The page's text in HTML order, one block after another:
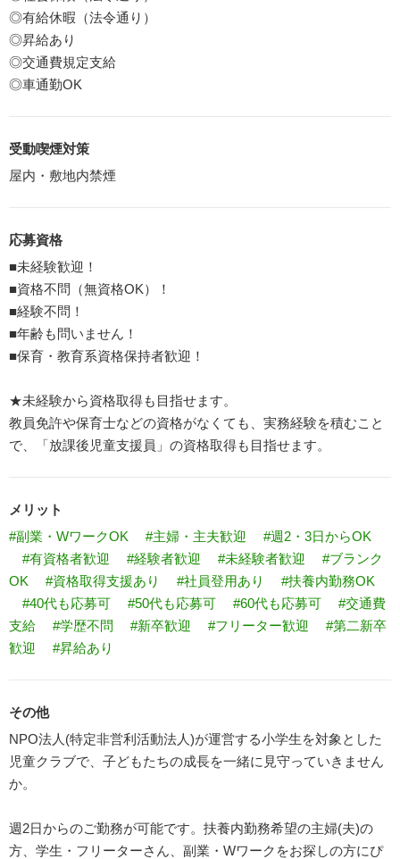
◎有給休暇（法令通り）
◎昇給あり
◎交通費規定支給
◎車通勤OK
受動喫煙対策
屋内・敷地内禁煙
応募資格
■未経験歓迎！
■資格不問（無資格OK）！
■経験不問！
■年齢も問いません！
■保育・教育系資格保持者歓迎！
★未経験から資格取得も目指せます。
教員免許や保育士などの資格がなくても、実務経験を積むこと
で、「放課後児童支援員」の資格取得も目指せます。
メリット
#副業・WワークOK
#主婦・主夫歓迎
#週2・3日からOK
#有資格者歓迎
#経験者歓迎 #未経験者歓迎
#ブランク
OK
#資格取得支援あり #社員登用あり
#扶養内勤務OK
#40代も応募可
#50代も応募可 #60代も応募可
#交通費
支給
#学歴不問 #新卒歓迎 #フリーター歓迎
#第二新卒
歓迎
#昇給あり
その他
NPO法人(特定非営利活動法人)が運営する小学生を対象とした
児童クラブで、子どもたちの成長を一緒に見守っていきません
か。
週2日からのご勤務が可能です。扶養内勤務希望の主婦(夫)の
方、学生・フリーターさん、副業・Wワークをお探しの方にぴ